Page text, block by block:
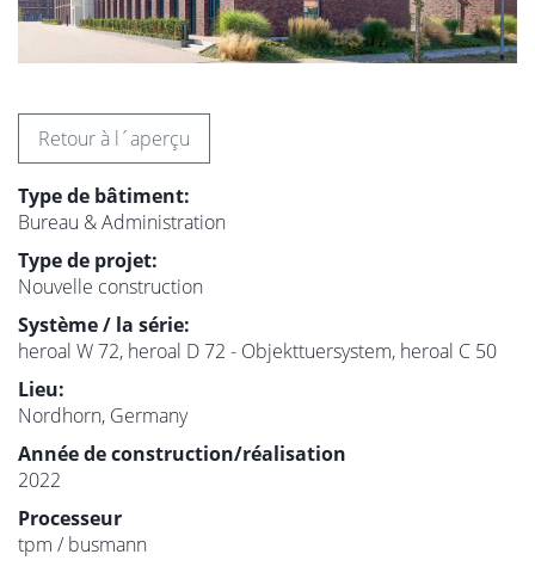
Retour à l´aperçu
Type de bâtiment:
Bureau & Administration
Type de projet:
Nouvelle construction
Système / la série:
heroal W 72, heroal D 72 - Objekttuersystem, heroal C 50
Lieu:
Nordhorn, Germany
Année de construction/réalisation
2022
Processeur
tpm / busmann